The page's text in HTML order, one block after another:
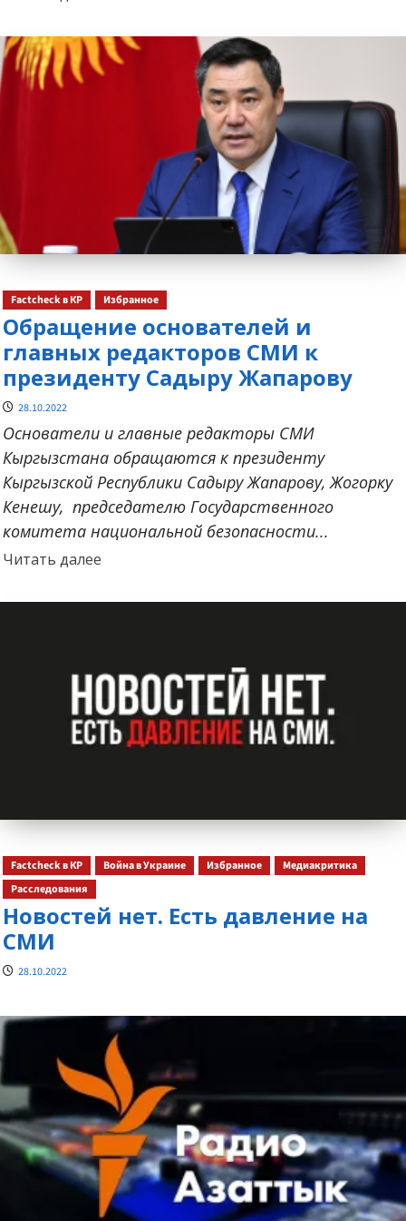
о
Factcheck в КР Избранное
Обращение основателей и
главных редакторов СМИ к
президенту Садыру Жапарову
28.10.2022
Основатели и главные редакторы СМИ
Кыргызстана обращаются к президенту
Кыргызской Республики Садыру Жапарову, Жогорку
Кенешу, председателю Государственного
комитета национальной безопасности...
Читать далееПрочитать
о
Factcheck в КР Война в Украине Избранное
Медиакритика
Расследования
Новостей нет. Есть давление на
СМИ
28.10.2022